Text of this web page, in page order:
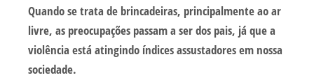
Quando se trata de brincadeiras, principalmente ao ar
livre, as preocupações passam a ser dos pais, já que a
violência está atingindo índices assustadores em nossa
sociedade.